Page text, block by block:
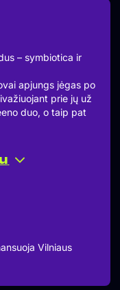
– symbiotica ir
apjungs jėgas po
prie jų už
duo, o taip pat
will join
Vilniaus